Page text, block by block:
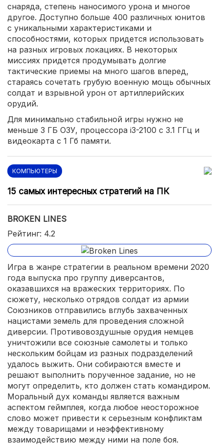
снаряда, степень наносимого урона и многое
другое. Доступно больше 400 различных юнитов
с уникальными характеристиками и
способностями, которых придется использовать
на разных игровых локациях. В некоторых
миссиях придется продумывать долгие
тактические приемы на много шагов вперед,
стараясь сочетать грубую военную мощь обычных
солдат и взрывной урон от артиллерийских
орудий.
Для минимально стабильной игры нужно не
меньше 3 ГБ ОЗУ, процессора i3-2100 с 3.1 ГГц и
видеокарта с 1 Гб памяти.
КОМПЬЮТЕРЫ
15 самых интересных стратегий на ПК
BROKEN LINES
Рейтинг: 4.2
Игра в жанре стратегии в реальном времени 2020
года выпуска про группу диверсантов,
оказавшихся на вражеских территориях. По
сюжету, несколько отрядов солдат из армии
Союзников отправились вглубь захваченных
нацистами земель для проведения сложной
диверсии. Противовоздушные орудия немцев
уничтожили все союзные самолеты и только
нескольким бойцам из разных подразделений
удалось выжить. Они собираются вместе и
решают выполнить порученное задание, но не
могут определить, кто должен стать командиром.
Моральный дух команды является важным
аспектом геймплея, когда любое неосторожное
слово может привести к серьезным конфликтам
между товарищами и неэффективному
взаимодействию между ними на поле боя.